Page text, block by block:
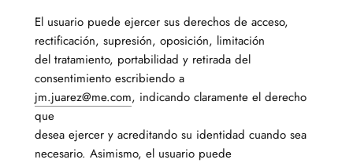
El usuario puede ejercer sus derechos de acceso,
rectificación, supresión, oposición, limitación
del tratamiento, portabilidad y retirada del
consentimiento escribiendo a
jm.juarez@me.com, indicando claramente el derecho
que
desea ejercer y acreditando su identidad cuando sea
necesario. Asimismo, el usuario puede